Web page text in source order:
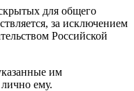
для общего
за исключением
Российской
им
ему.